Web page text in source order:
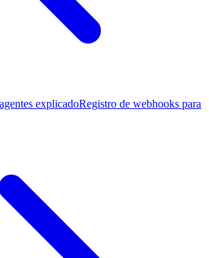
explicadoRegistro de webhooks para